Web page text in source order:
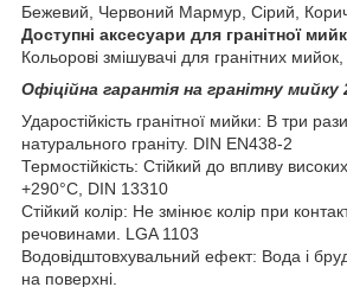
Бежевий, Червоний Мармур, Сірий,
Доступні аксесуари для гранітної
Кольорові змішувачі для гранітних
Офіційна гарантія на гранітну мийку
Ударостійкість гранітної мийки: В три
натурального граніту. DIN EN438-2
Термостійкість: Стійкий до впливу
+290°C, DIN 13310
Стійкий колір: Не змінює колір при
речовинами. LGA 1103
Водовідштовхувальний ефект: Вода і
на поверхні.